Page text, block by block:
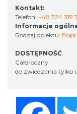
Kontakt:
Telefon: +48 324 319
Informacje
Rodzaj obiektu:
DOSTĘPNOŚĆ
Całoroczny
do zwiedzania tylko